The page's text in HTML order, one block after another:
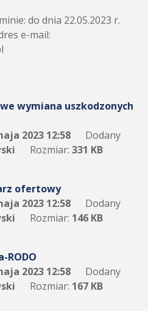
do dnia 22.05.2023 r.
e-mail:
wymiana uszkodzonych
2023 12:58
Dodany
Rozmiar: 331 KB
ofertowy
2023 12:58
Dodany
Rozmiar: 146 KB
RODO
2023 12:58
Dodany
Rozmiar: 167 KB